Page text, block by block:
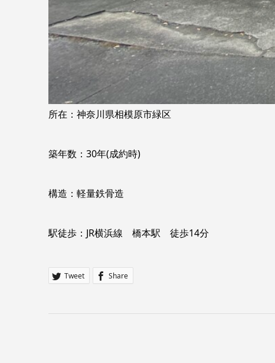
所在：神奈川県相模原市緑区
築年数：30年(成約時)
構造：軽量鉄骨造
駅徒歩：JR横浜線 橋本駅 徒歩14分
Tweet Share